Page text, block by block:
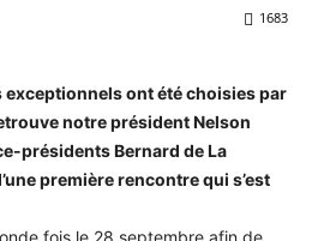
1683
ont été choisies par
notre président Nelson
présidents Bernard de La
première rencontre qui s’est
fois le 28 septembre afin de